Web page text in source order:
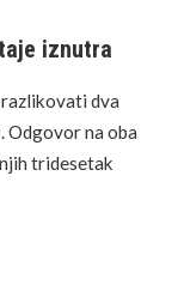
iznutra
dva
. Odgovor na oba
tridesetak